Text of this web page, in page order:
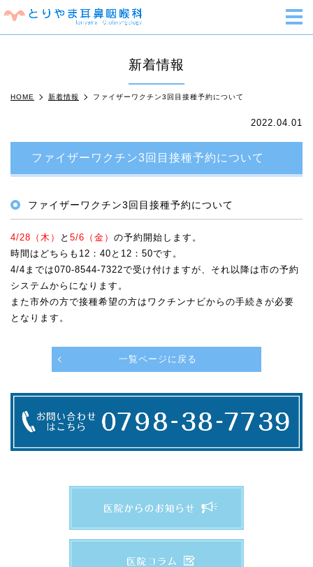
新着情報
HOME 新着情報 ファイザーワクチン3回目接種予約について
2022.04.01
ファイザーワクチン3回目接種予約について
ファイザーワクチン3回目接種予約について
4/28（木） と 5/6（金） の予約開始します。
時間はどちらも12：40と12：50です。
4/4までは070-8544-7322で受け付けますが、それ以降は市の予約
システムからになります。
また市外の方で接種希望の方はワクチンナビからの手続きが必要
となります。
一覧ページに戻る